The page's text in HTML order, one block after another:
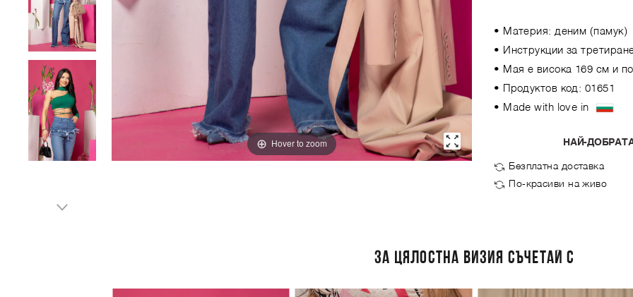
Hover to zoom
• Материя: деним (памук)
• Инструкции за
• Мая е висока 169 см и
• Продуктов код: 01651
• Made with love in
НАЙ-
Безплатна доставка
По-красиви на живо
ЗА ЦЯЛОСТНА ВИЗИЯ СЪЧЕТАЙ С